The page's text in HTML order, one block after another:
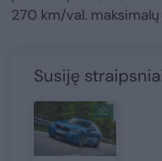
270 km/val.
Susiję